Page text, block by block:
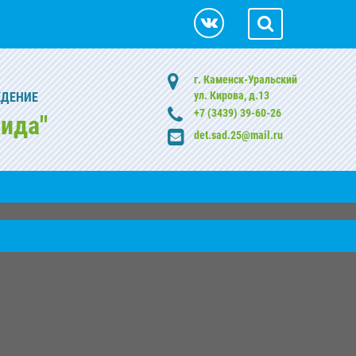
г. Каменск-Уральский
ул. Кирова, д.13
+7 (3439) 39-60-26
det.sad.25@mail.ru